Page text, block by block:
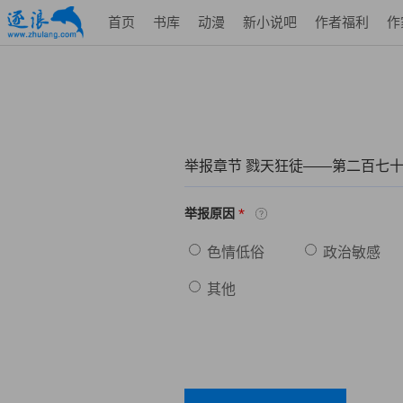
首页 书库 动漫 新小说吧 作者福利 作
举报章节 戮天狂徒——第二百七
举报原因 *
色情低俗 政治敏感
其他